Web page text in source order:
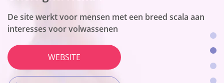
WEBSITE
DOOR PROFIELEN BLADEREN
De site werkt voor mensen met een breed scala aan
interesses voor volwassenen
WEBSITE
De site is geschikt voor ontmoetingen zonder
verplichtingen
WEBSITE
DOOR PROFIELEN BLADEREN
Het platform is het beste voor lokale aansluitingen
WEBSITE
DOOR PROFIELEN BLADEREN